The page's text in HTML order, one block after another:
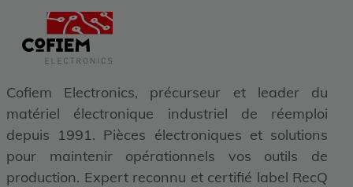
Cofiem Electronics, précurseur et leader du
matériel électronique industriel de réemploi
depuis 1991. Pièces électroniques et solutions
pour maintenir opérationnels vos outils de
production. Expert reconnu et certifié label RecQ